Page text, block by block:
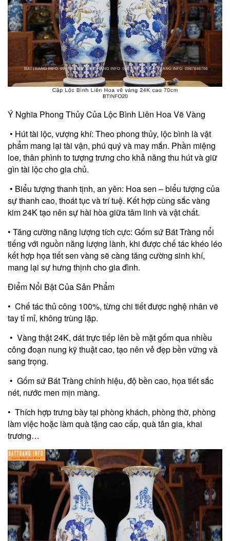
Ý Nghĩa Phong Thủy Của Lộc Bình Liên Hoa Vẽ Vàng
• Hút tài lộc, vượng khí: Theo phong thủy, lộc bình là vật
phẩm mang lại tài vận, phú quý và may mắn. Phần miệng
loe, thân phình to tượng trưng cho khả năng thu hút và giữ
gìn tài lộc cho gia chủ.
• Biểu tượng thanh tịnh, an yên: Hoa sen – biểu tượng của
sự thanh cao, thoát tục và trí tuệ. Kết hợp cùng sắc vàng
kim 24K tạo nên sự hài hòa giữa tâm linh và vật chất.
• Tăng cường năng lượng tích cực: Gốm sứ Bát Tràng nổi
tiếng với nguồn năng lượng lành, khi được chế tác khéo léo
kết hợp họa tiết sen vàng sẽ càng tăng cường sinh khí,
mang lại sự hưng thịnh cho gia đình.
Điểm Nổi Bật Của Sản Phẩm
• Chế tác thủ công 100%, từng chi tiết được nghệ nhân vẽ
tay tỉ mỉ, không trùng lặp.
• Vàng thật 24K, dát trực tiếp lên bề mặt gốm qua nhiều
công đoạn nung kỹ thuật cao, tạo nên vẻ đẹp bền vững và
sang trọng.
• Gốm sứ Bát Tràng chính hiệu, độ bền cao, họa tiết sắc
nét, nước men mịn màng.
• Thích hợp trưng bày tại phòng khách, phòng thờ, phòng
làm việc hoặc làm quà tặng cao cấp, quà tân gia, khai
trương…